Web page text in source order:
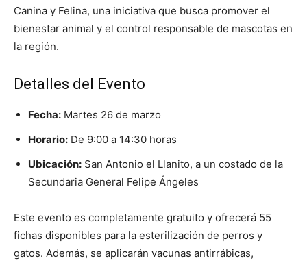
Canina y Felina, una iniciativa que busca promover el
bienestar animal y el control responsable de mascotas en
la región.
Detalles del Evento
Fecha: Martes 26 de marzo
Horario: De 9:00 a 14:30 horas
Ubicación: San Antonio el Llanito, a un costado de la
Secundaria General Felipe Ángeles
Este evento es completamente gratuito y ofrecerá 55
fichas disponibles para la esterilización de perros y
gatos. Además, se aplicarán vacunas antirrábicas,